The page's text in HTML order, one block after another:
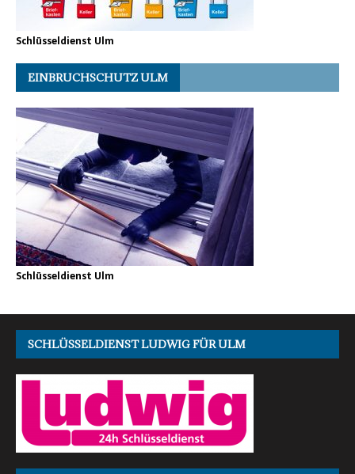
Schlüsseldienst Ulm
EINBRUCHSCHUTZ ULM
Schlüsseldienst Ulm
SCHLÜSSELDIENST LUDWIG FÜR ULM